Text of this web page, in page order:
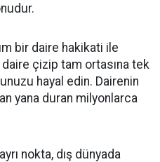
bir daire hakikati ile
daire çizip tam ortasına tek
hayal edin. Dairenin
yana duran milyonlarca
nokta, dış dünyada